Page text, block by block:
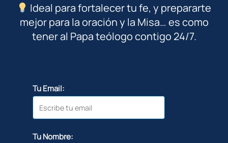
Ideal para fortalecer tu fe, y prepararte
mejor para la oración y la Misa… es como
tener al Papa teólogo contigo 24/7.
Tu Email:
Tu Nombre: